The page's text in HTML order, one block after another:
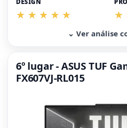
DESIGN
⌄ Ver análise
6º lugar - ASUS TUF
FX607VJ-RL015